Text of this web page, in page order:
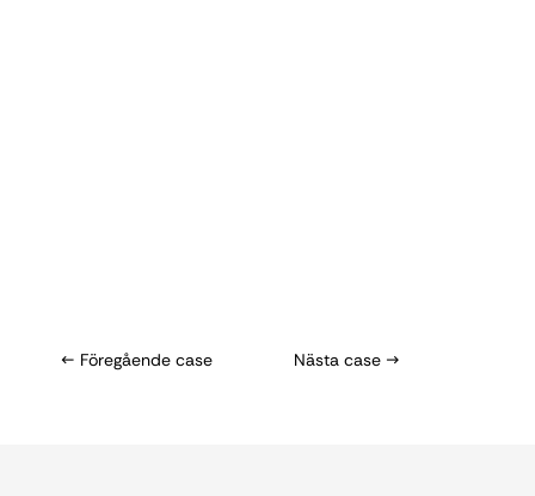
← Föregående case Nästa case →